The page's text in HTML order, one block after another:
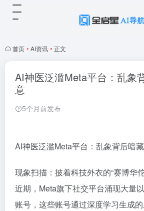
首页 • AI资讯 • 正文
AI神医泛滥Meta平台：乱象
意
5个月前发布
AI神医泛滥Meta平台：乱象背后暗
现象扫描：披着科技外衣的“赛博华
近期，Meta旗下社交平台涌现大量
账号，这些账号通过深度学习生成